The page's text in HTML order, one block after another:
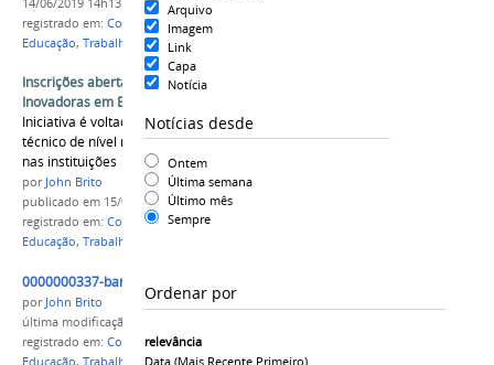
Arquivo
Imagem
Link
Capa
Notícia
Notícias desde
Ontem
Última semana
Último mês
Sempre
Ordenar por
relevância
Data (mais Recente Primeiro)
registrado em: Concurso Ideias Inovadoras
Educação, Trabalho CPLP
Inscrições abertas para o concurso “Ideias
Inovadoras em Educação e Trabalho”
Iniciativa é voltada a estudantes do ensino
técnico de nível médio e a professores atuantes
nas instituições
por John Brito
publicado em 15/03/2018
registrado em: Concurso Ideias Inovadoras
Educação, Trabalho
0000000337-banner_2.jpg
por John Brito
última modificação
registrado em: Concurso,Ideias Inovadoras
Educação, Trabalho CPLP